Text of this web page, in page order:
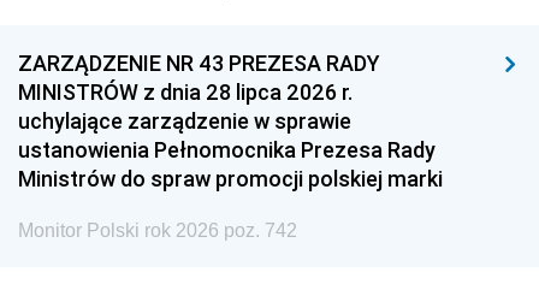
ZARZĄDZENIE NR 43 PREZESA RADY
MINISTRÓW z dnia 28 lipca 2026 r.
uchylające zarządzenie w sprawie
ustanowienia Pełnomocnika Prezesa Rady
Ministrów do spraw promocji polskiej marki
Monitor Polski rok 2026 poz. 742